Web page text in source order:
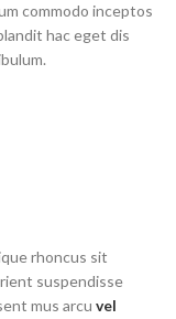
commodo inceptos
hac eget dis
rhoncus sit
suspendisse
mus arcu vel